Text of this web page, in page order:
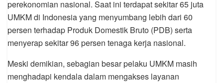
perekonomian nasional. Saat ini terdapat sekitar 65 juta
UMKM di Indonesia yang menyumbang lebih dari 60
persen terhadap Produk Domestik Bruto (PDB) serta
menyerap sekitar 96 persen tenaga kerja nasional.
Meski demikian, sebagian besar pelaku UMKM masih
menghadapi kendala dalam mengakses layanan